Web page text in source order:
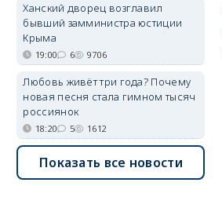
Ханский дворец возглавил
бывший замминистра юстиции
Крыма
19:00 6 9706
Любовь живёт три года? Почему
новая песня стала гимном тысяч
россиянок
18:20 5 1612
Показать все новости